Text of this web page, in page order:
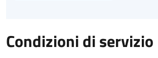
Condizioni di servizio